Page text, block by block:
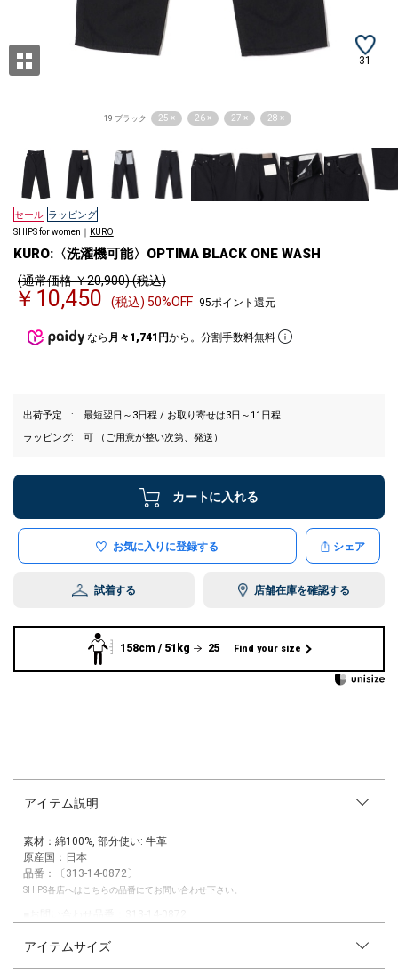
31
19 ブラック 25 × 26 × 27 × 28 ×
セール ラッピング
SHIPS for women｜ KURO
KURO:〈洗濯機可能〉OPTIMA BLACK ONE WASH
(通常価格 ￥20,900) (税込)
￥10,450 (税込) 50%OFF 95ポイント還元
なら 月々1,741円から。分割手数料無料
出荷予定
最短翌日～3日程 / お取り寄せは3日～11日程
ラッピング
可 （ご用意が整い次第、発送）
カートに入れる
お気に入りに登録する シェア
試着する 店舗在庫を確認する
158cm / 51kg 25 Find your size
アイテム説明
素材：綿100%, 部分使い: 牛革
原産国：日本
品番：〔313-14-0872〕
SHIPS各店へはこちらの品番にてお問い合わせ下さい。
【KURO】(クロ)
アイテムサイズ